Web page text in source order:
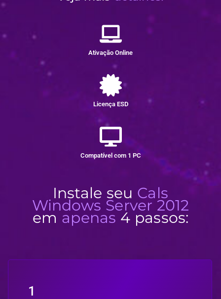
Ativação Online
Licença ESD
Compatível com 1 PC
Instale seu Cals
Windows Server 2012
em apenas 4 passos:
1